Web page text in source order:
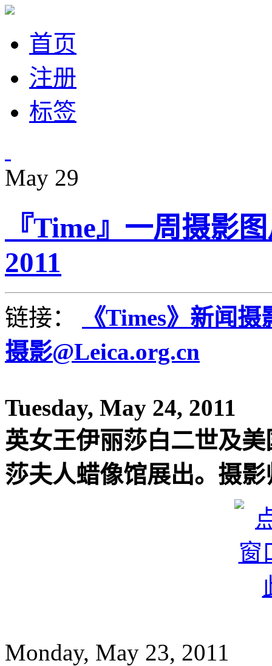
首页
注册
标签
May 29
『Time』一周摄影
2011
链接：
《Times》新闻
摄影@Leica.org.cn
Tuesday, May 24, 2011
英女王伊丽莎白二世及
莎夫人蜡像馆展出。摄
Monday, May 23, 2011